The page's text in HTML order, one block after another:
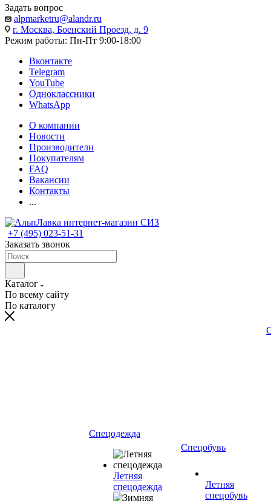
Задать вопрос
alpmarketru@alandr.ru
г. Москва, Боенский Проезд, д. 9
Режим работы: Пн-Пт 9:00-18:00
Вконтакте
Telegram
YouTube
Одноклассники
WhatsApp
О компании
Новости
Производители
Покупателям
FAQ
Вакансии
Контакты
...
+7 (495) 023-51-31
Заказать звонок
Каталог
По всему сайту
По каталогу
Спецодежда
Летняя
спецодежда
Спецобувь
Летняя
спецобувь